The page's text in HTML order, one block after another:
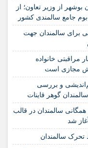
بوشهر از وزیر تعاون؛ از
جامع سالمندی کشور
برای سالمندان جهت
خانواده
مجازی است
و بررسی
گوهر قاینات
سالمندان در قالب
شد
تحرک سالمندان